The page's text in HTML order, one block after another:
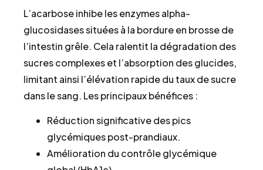
L’acarbose inhibe les enzymes alpha-
glucosidases situées à la bordure en brosse de
l’intestin grêle. Cela ralentit la dégradation des
sucres complexes et l’absorption des glucides,
limitant ainsi l’élévation rapide du taux de sucre
dans le sang. Les principaux bénéfices :
Réduction significative des pics
glycémiques post-prandiaux.
Amélioration du contrôle glycémique